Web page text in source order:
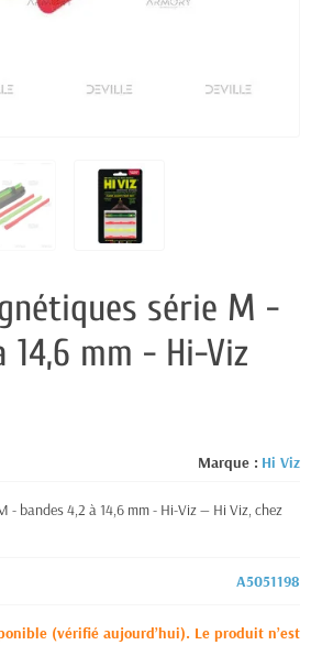
série M -
14,6 mm - Hi-Viz
Marque : Hi Viz
- bandes 4,2 à 14,6 mm - Hi-Viz — Hi Viz, chez
A5051198
(vérifié aujourd’hui). Le produit n’est